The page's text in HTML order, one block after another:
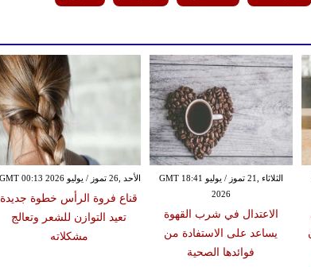
الأحد ,26 تموز / يوليو GMT 00:13 2026
قناع فروة الرأس خطوة جديدة
تعيد التوازن للشعر وتعالج
مشكلاته
الثلاثاء ,21 تموز / يوليو GMT 18:41
2026
الاعتدال في شرب القهوة
يساعد على الاستفادة من
فوائدها الصحية